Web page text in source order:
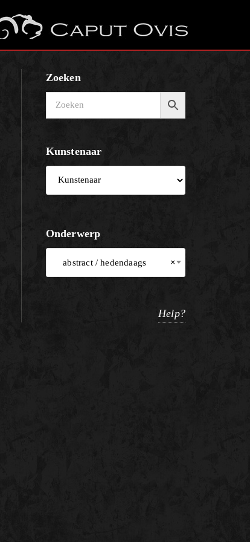
Zoeken
Kunstenaar
Onderwerp
×
abstract / hedendaags
Help?